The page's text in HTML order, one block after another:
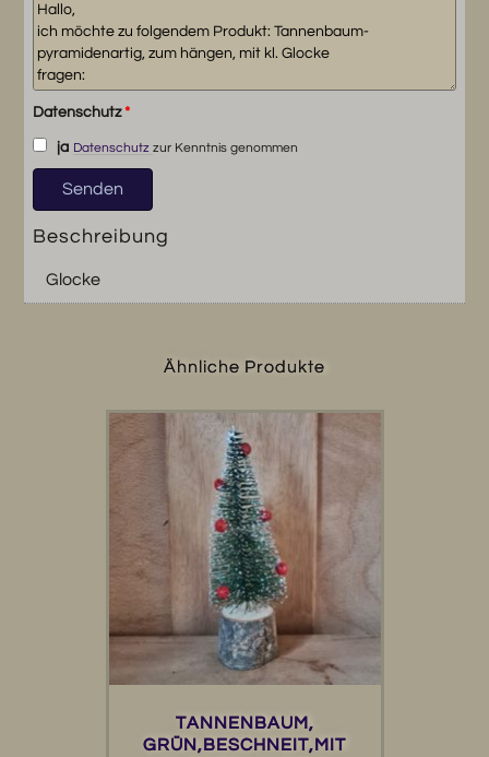
Datenschutz*
ja Datenschutz zur Kenntnis genommen
Beschreibung
Glocke
Ähnliche Produkte
TANNENBAUM,
GRÜN,BESCHNEIT,MIT